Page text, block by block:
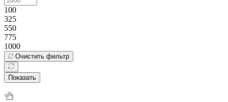
100
325
550
775
1000
Очистить фильтр
Показать